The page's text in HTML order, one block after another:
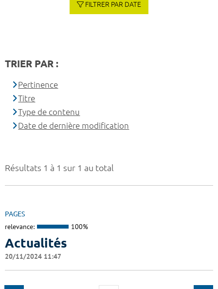
Résultats 1 à 1 sur 1 au total
PAGES
relevance: 100%
Actualités
20/11/2024 11:47
FILTRER PAR DATE
TRIER PAR :
Pertinence
Titre
Type de contenu
Date de dernière modification